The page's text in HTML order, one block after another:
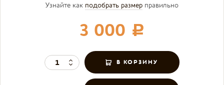
Узнайте как подобрать размер правильно
3 000 c